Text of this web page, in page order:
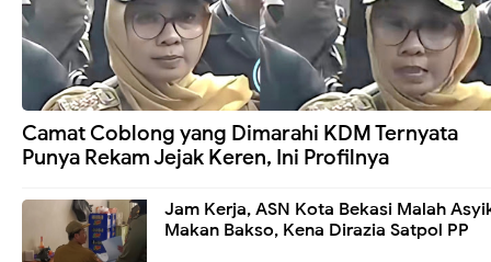
Camat Coblong yang Dimarahi KDM Ternyata
Punya Rekam Jejak Keren, Ini Profilnya
Jam Kerja, ASN Kota Bekasi Malah
Makan Bakso, Kena Dirazia Satpol PP